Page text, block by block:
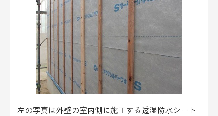
左の写真は外壁の室内側に施工する透湿防水シート